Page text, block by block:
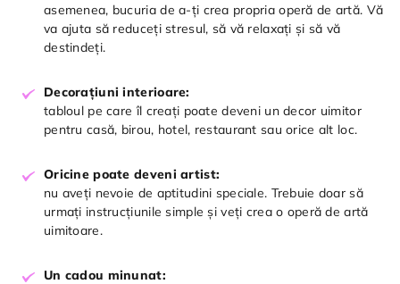
asemenea, bucuria de a-ți crea propria operă de artă. Vă
va ajuta să reduceți stresul, să vă relaxați și să vă
destindeți.
Decorațiuni interioare:
tabloul pe care îl creați poate deveni un decor uimitor
pentru casă, birou, hotel, restaurant sau orice alt loc.
Oricine poate deveni artist:
nu aveți nevoie de aptitudini speciale. Trebuie doar să
urmați instrucțiunile simple și veți crea o operă de artă
uimitoare.
Un cadou minunat: